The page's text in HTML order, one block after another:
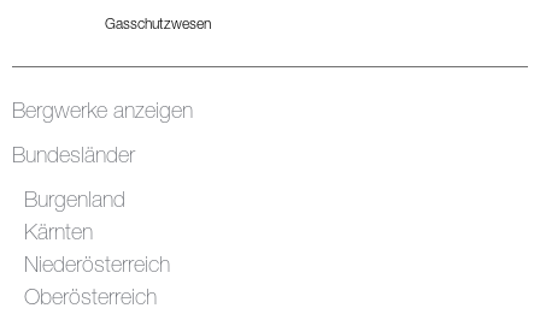
Bergwerke anzeigen
Bundesländer
Burgenland
Kärnten
Niederösterreich
Oberösterreich
Gasschutzwesen